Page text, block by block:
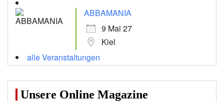
ABBAMANIA
9 Mai 27
Kiel
alle Veranstaltungen
Unsere Online Magazine